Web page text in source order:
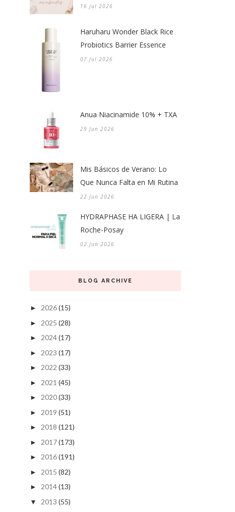
16 Jul 2026
Haruharu Wonder Black Rice
Probiotics Barrier Essence
07 Jul 2026
Anua Niacinamide 10% + TXA
29 Jun 2026
Mis Básicos de Verano: Lo
Que Nunca Falta en Mi Rutina
22 Jun 2026
HYDRAPHASE HA LIGERA | La
Roche-Posay
02 Jun 2026
BLOG ARCHIVE
► 2026(15)
► 2025 (28)
► 2024(17)
► 2023 (17)
► 2022 (33)
► 2021 (45)
► 2020(33)
► 2019 (51)
► 2018 (121)
► 2017(173)
► 2016(191)
► 2015 (82)
► 2014(13)
▼ 2013 (55)